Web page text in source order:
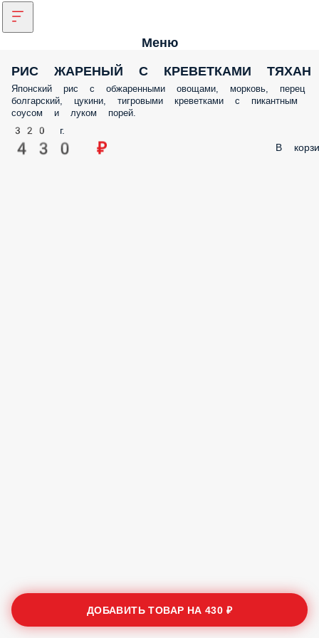
Меню
РИС ЖАРЕНЫЙ С КРЕВЕТКАМИ ТЯХАН
Японский рис с обжаренными овощами, морковь, перец
болгарский, цукини, тигровыми креветками с пикантным
соусом и луком порей.
320 г.
430 ₽ В
ДОБАВИТЬ ТОВАР НА430 ₽